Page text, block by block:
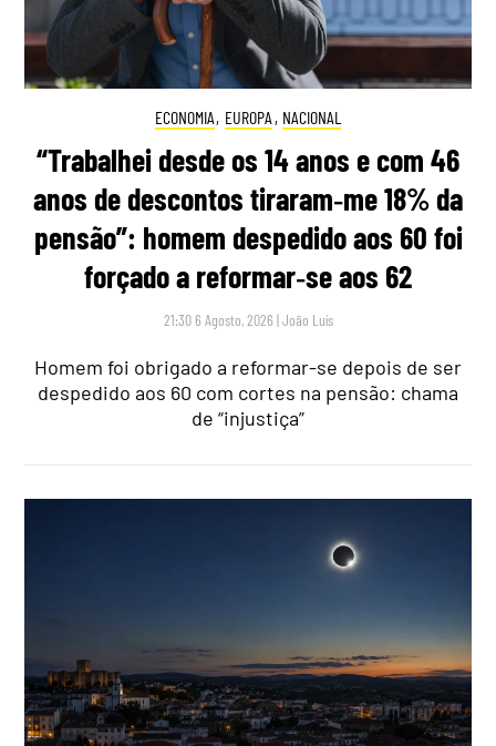
ECONOMIA, EUROPA , NACIONAL
“Trabalhei desde os 14 anos e com 46
anos de descontos tiraram‑me 18% da
pensão”: homem despedido aos 60 foi
forçado a reformar‑se aos 62
21:30 6 Agosto, 2026 |João Luís
Homem foi obrigado a reformar-se depois de ser
despedido aos 60 com cortes na pensão: chama
de “injustiça”